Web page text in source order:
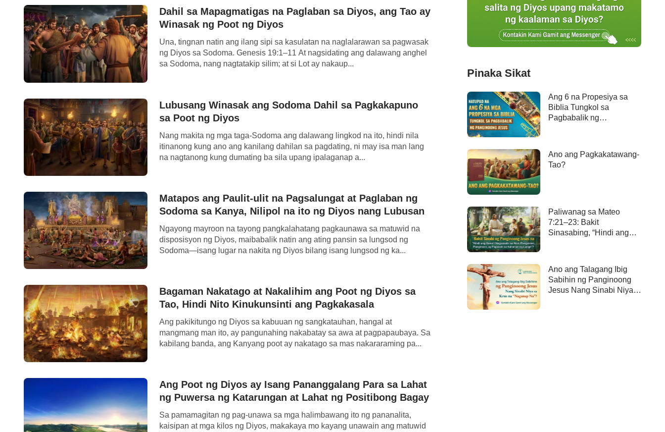
Dahil sa Mapagmatigas na Paglaban sa Diyos, ang Tao ay
Winasak ng Poot ng Diyos
Una, tingnan natin ang ilang sipi sa kasulatan na naglalarawan sa pagwasak
ng Diyos sa Sodoma. Genesis 19:1–11 At nagsidating ang dalawang anghel
sa Sodoma, nang nagtatakip silim; at si Lot ay nakaup...
Lubusang Winasak ang Sodoma Dahil sa Pagkakapuno
sa Poot ng Diyos
Nang makita ng mga taga-Sodoma ang dalawang lingkod na ito, hindi nila
itinanong kung ano ang kanilang dahilan sa pagdating, ni may isa man lang
na nagtanong kung dumating ba sila upang ipalaganap a...
Matapos ang Paulit-ulit na Pagsalungat at Paglaban ng
Sodoma sa Kanya, Nilipol na ito ng Diyos nang Lubusan
Ngayong mayroon na tayong pangkalahatang pagkaunawa sa matuwid na
disposisyon ng Diyos, maibabalik natin ang ating pansin sa lungsod ng
Sodoma—isang lugar na nakita ng Diyos bilang isang lungsod ng ka...
Bagaman Nakatago at Nakalihim ang Poot ng Diyos sa
Tao, Hindi Nito Kinukunsinti ang Pagkakasala
Ang pakikitungo ng Diyos sa kabuuan ng sangkatauhan, hangal at
mangmang man ito, ay pangunahing nakabatay sa awa at pagpapaubaya. Sa
kabilang banda, ang Kanyang poot ay nakatago sa mas nakararaming pa...
Ang Poot ng Diyos ay Isang Pananggalang Para sa Lahat
ng Puwersa ng Katarungan at Lahat ng Positibong Bagay
Sa pamamagitan ng pag-unawa sa mga halimbawang ito ng pananalita,
kaisipan at mga kilos ng Diyos, makakaya mo kayang unawain ang matuwid
Pinaka Sikat
Ang 6 na Propesiya sa
Biblia Tungkol sa
Pagbabalik ng
Ano ang Pagkakatawang-
Tao?
Paliwanag sa Mateo
7:21–23: Bakit
Sinasabing, “Hindi ang
ng langit”?
Ano ang Talagang Ibig
Sabihin ng Panginoong
Jesus Nang Sinabi Niya